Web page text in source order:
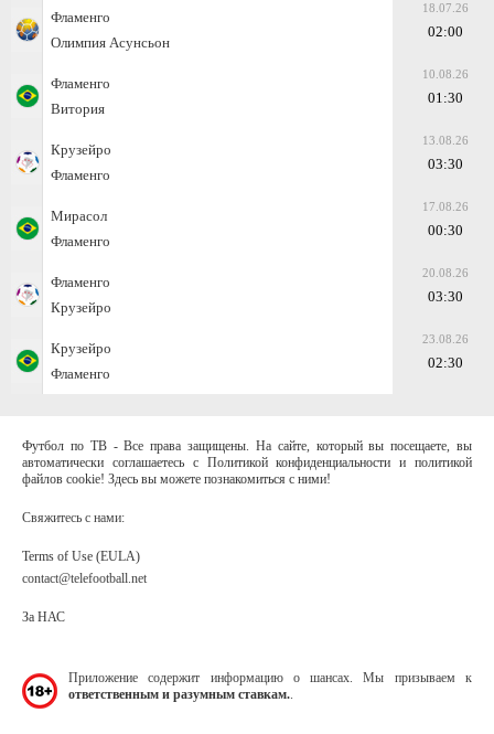
Фламенго
Олимпия Асунсьон
18.07.26
02:00
Фламенго
Витория
10.08.26
01:30
Крузейро
Фламенго
13.08.26
03:30
Мирасол
Фламенго
17.08.26
00:30
Фламенго
Крузейро
20.08.26
03:30
Крузейро
Фламенго
23.08.26
02:30
Футбол по ТВ - Все права защищены. На сайте, который вы посещаете, вы
автоматически соглашаетесь с Политикой конфиденциальности и политикой
файлов cookie! Здесь вы можете познакомиться с ними!
Свяжитесь с нами:
Terms of Use (EULA)
contact@telefootball.net
За НАС
Приложение содержит информацию о шансах. Мы призываем к
ответственным и разумным ставкам.